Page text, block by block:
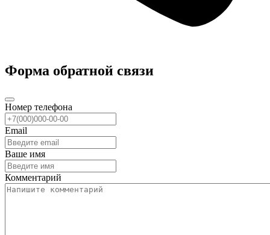
Форма обратной связи
Номер телефона
Email
Ваше имя
Комментарий